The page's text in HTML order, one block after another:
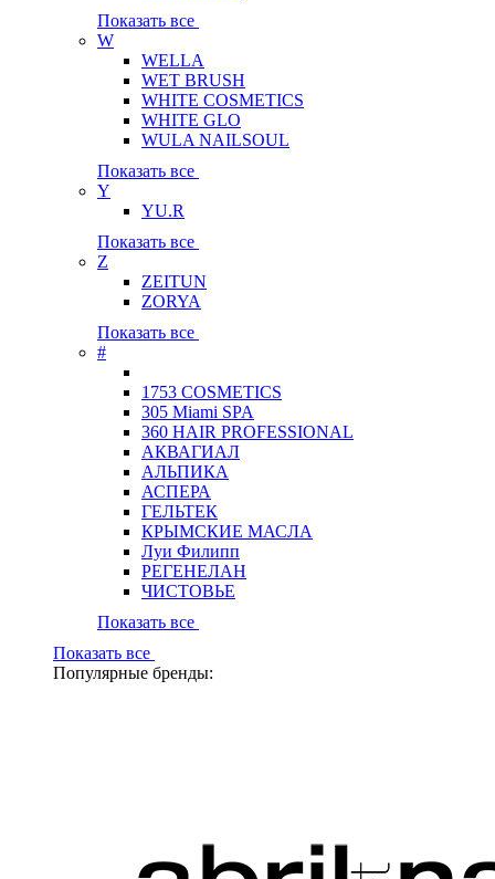
Показать все
W
WELLA
WET BRUSH
WHITE COSMETICS
WHITE GLO
WULA NAILSOUL
Показать все
Y
YU.R
Показать все
Z
ZEITUN
ZORYA
Показать все
#
1753 COSMETICS
305 Miami SPA
360 HAIR PROFESSIONAL
АКВАГИАЛ
АЛЬПИКА
АСПЕРА
ГЕЛЬТЕК
КРЫМСКИЕ МАСЛА
Луи Филипп
РЕГЕНЕЛАН
ЧИСТОВЬЕ
Показать все
Показать все
Популярные бренды: